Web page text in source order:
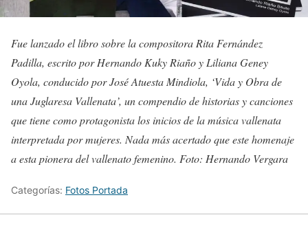
Fue lanzado el libro sobre la compositora Rita Fernández
Padilla, escrito por Hernando Kuky Riaño y Liliana Geney
Oyola, conducido por José Atuesta Mindiola, ‘Vida y Obra de
una Juglaresa Vallenata’, un compendio de historias y canciones
que tiene como protagonista los inicios de la música vallenata
interpretada por mujeres. Nada más acertado que este homenaje
a esta pionera del vallenato femenino. Foto: Hernando Vergara
Categorías: Fotos Portada